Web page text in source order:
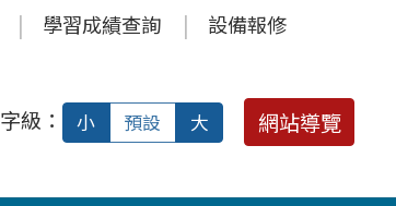
學習成績查詢 設備報修
字級： 小 預設 大 網站導覽